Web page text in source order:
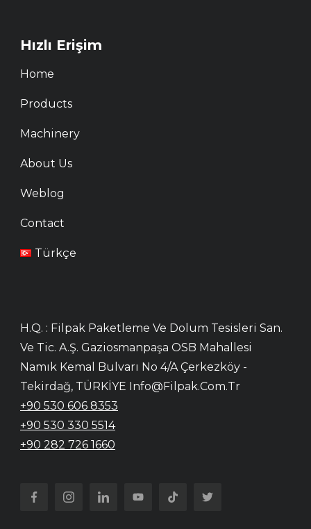
Hızlı Erişim
Home
Products
Machinery
About Us
Weblog
Contact
Türkçe
H.Q. : Filpak Paketleme Ve Dolum Tesisleri San.
Ve Tic. A.Ş. Gaziosmanpaşa OSB Mahallesi
Namık Kemal Bulvarı No 4/A Çerkezköy -
Tekirdağ, TÜRKİYE Info@filpak.com.tr
+90 530 606 8353
+90 530 330 5514
+90 282 726 1660